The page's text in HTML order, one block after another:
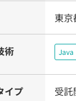
東京
術 Java
イプ 受